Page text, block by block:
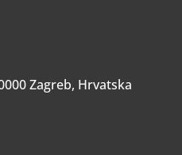
Zagreb, Hrvatska